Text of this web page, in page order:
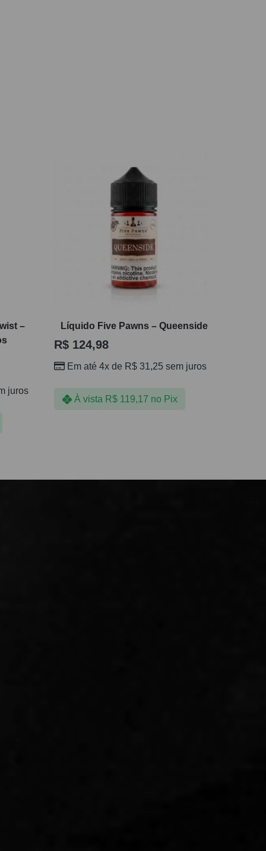
–
juros
Líquido Five Pawns – Queenside
R$124,98
Em até 4x de R$31,25 sem juros
À vista R$119,17 no Pix